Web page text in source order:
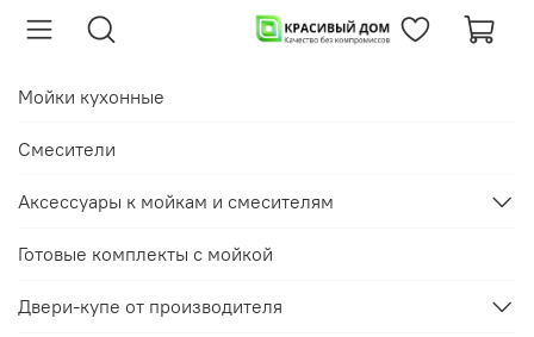
Мойки кухонные
Смесители
Аксессуары к мойкам и смесителям
Готовые комплекты с мойкой
Двери-купе от производителя